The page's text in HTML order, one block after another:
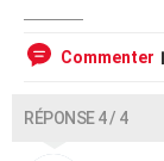
Commenter
RÉPONSE 4 / 4